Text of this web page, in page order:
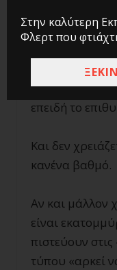
Θα ήταν πολύ
μπορούσαμε
να
μπορούσαμε
επειδή το
Και δεν
κανένα βαθμό.
Αν και μάλλον
είναι
πιστεύουν στις
τύπου «αρκεί
Στην καλύτερη
Φλερτ που